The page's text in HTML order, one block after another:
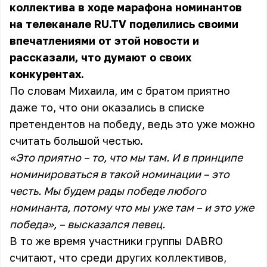
коллектива в ходе марафона номинантов
на телеканале RU.TV поделились своими
впечатлениями от этой новости и
рассказали, что думают о своих
конкурентах.
По словам Михаила, им с братом приятно
даже то, что они оказались в списке
претендентов на победу, ведь это уже можно
считать большой честью.
«Это приятно – то, что мы там. И в принципе
номинироваться в такой номинации – это
честь. Мы будем рады победе любого
номинанта, потому что мы уже там – и это уже
победа», – высказался певец.
В то же время участники группы DABRO
считают, что среди других коллективов,